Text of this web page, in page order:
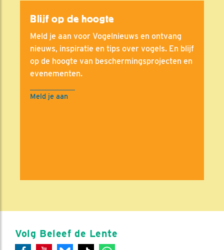
Blijf op de hoogte
Meld je aan voor Vogelnieuws en ontvang
nieuws, inspiratie en tips over vogels. En blijf
op de hoogte van beschermingsprojecten en
evenementen.
Meld je aan
Volg Beleef de Lente